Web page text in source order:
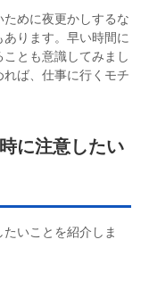
めに夜更かしするな
ります。早い時間に
とも意識してみまし
ば、仕事に行くモチ
に注意したい
いことを紹介しま